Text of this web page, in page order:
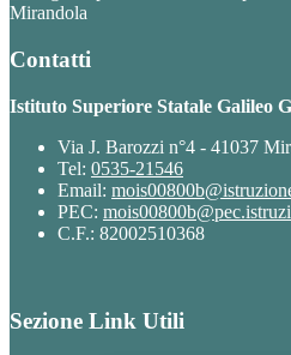
Mirandola
Contatti
Istituto Superiore Statale Galileo
Via J. Barozzi n°4 - 41037
Tel: 0535-21546
Email:
PEC:
C.F.: 82002510368
Sezione Link Utili